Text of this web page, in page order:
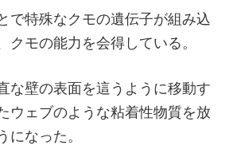
で特殊なクモの遺伝子が組み込
クモの能力を会得している。
な壁の表面を這うように移動す
ウェブのような粘着性物質を放
になった。